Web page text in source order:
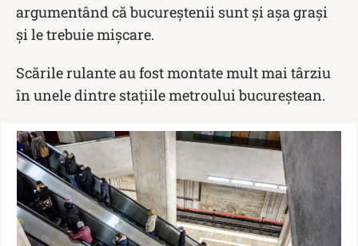
argumentând că bucureștenii sunt și așa grași
și le trebuie mișcare.
Scările rulante au fost montate mult mai târziu
în unele dintre stațiile metroului bucureștean.